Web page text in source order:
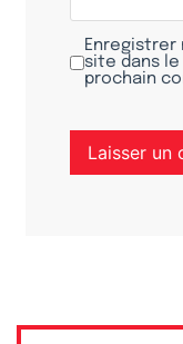
Enregistrer
site dans
prochain